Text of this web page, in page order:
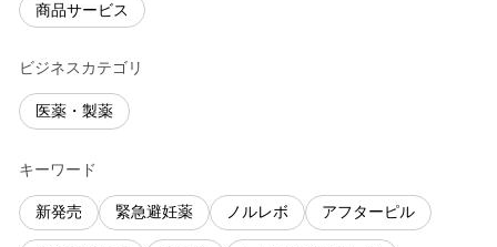
商品サービス
ビジネスカテゴリ
医薬・製薬
キーワード
新発売 緊急避妊薬 ノルレボ アフターピル